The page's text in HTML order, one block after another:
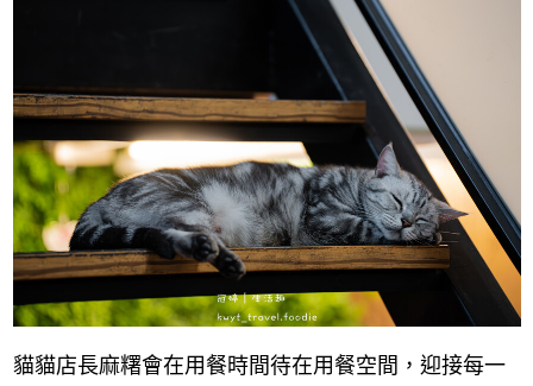
貓貓店長麻糬會在用餐時間待在用餐空間，迎接每一